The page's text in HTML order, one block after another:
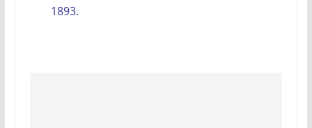
1893.